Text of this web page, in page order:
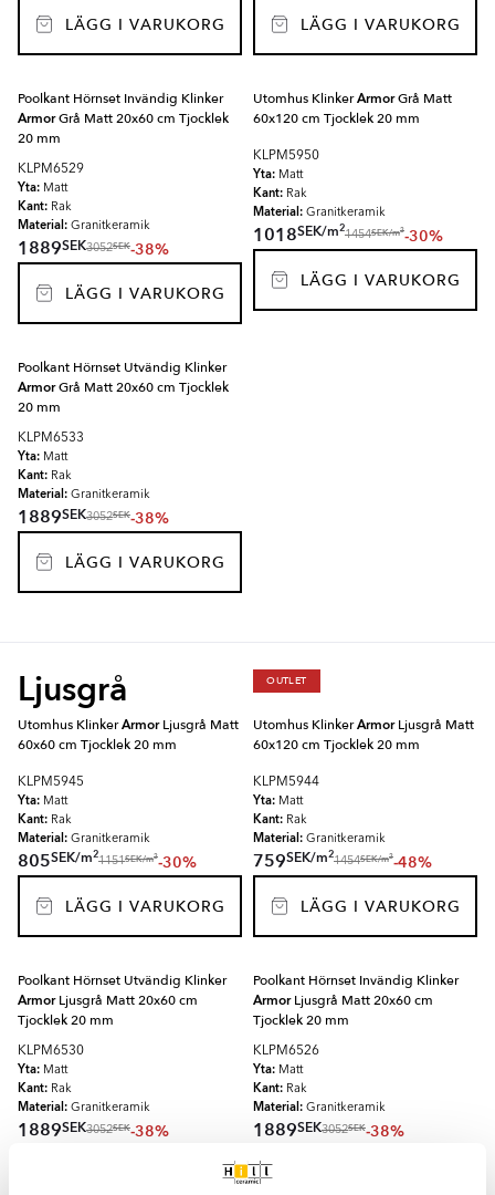
LÄGG I VARUKORG LÄGG I VARUKORG
Poolkant Hörnset Invändig Klinker
ArmorGrå Matt 20x60 cm Tjocklek
20 mm
KLPM6529
Yta: Matt
Kant: Rak
Material: Granitkeramik
1889SEK3052SEK-38%
LÄGG I VARUKORG
Utomhus KlinkerArmorGrå Matt
60x120 cm Tjocklek 20 mm
KLPM5950
Yta: Matt
Kant: Rak
Material: Granitkeramik
1018SEK/m2
1454SEK/m2-30%
LÄGG I VARUKORG
Poolkant Hörnset Utvändig Klinker
ArmorGrå Matt 20x60 cm Tjocklek
20 mm
KLPM6533
Yta: Matt
Kant: Rak
Material: Granitkeramik
1889SEK3052SEK-38%
LÄGG I VARUKORG
Ljusgrå
Utomhus KlinkerArmorLjusgrå Matt
60x60 cm Tjocklek 20 mm
KLPM5945
Yta: Matt
Kant: Rak
Material: Granitkeramik
805SEK/m2
1151SEK/m2-30%
LÄGG I VARUKORG
OUTLET
Utomhus KlinkerArmorLjusgrå Matt
60x120 cm Tjocklek 20 mm
KLPM5944
Yta: Matt
Kant: Rak
Material: Granitkeramik
759SEK/m2
1454SEK/m2-48%
LÄGG I VARUKORG
Poolkant Hörnset Utvändig Klinker
ArmorLjusgrå Matt 20x60 cm
Tjocklek 20 mm
KLPM6530
Yta: Matt
Kant: Rak
Material: Granitkeramik
1889SEK3052SEK-38%
LÄGG I VARUKORG
Poolkant Hörnset Invändig Klinker
ArmorLjusgrå Matt 20x60 cm
Tjocklek 20 mm
KLPM6526
Yta: Matt
Kant: Rak
Material: Granitkeramik
1889SEK3052SEK-38%